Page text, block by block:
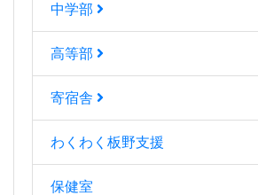
中学部
高等部
寄宿舎
わくわく板野支援
保健室